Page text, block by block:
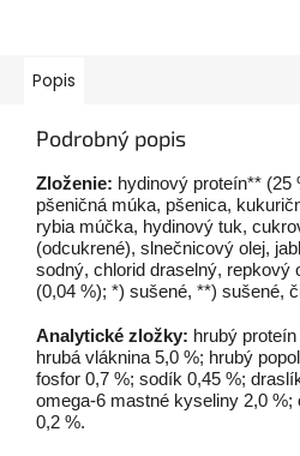
Popis
Podrobný popis
Zloženie: hydinový proteín**
pšeničná múka, pšenica,
rybia múčka, hydinový tuk,
(odcukrené), slnečnicový olej,
sodný, chlorid draselný, repkový
(0,04 %); *) sušené, **) sušené,
Analytické zložky: hrubý
hrubá vláknina 5,0 %; hrubý
fosfor 0,7 %; sodík 0,45 %;
omega-6 mastné kyseliny 2,0
0,2 %.